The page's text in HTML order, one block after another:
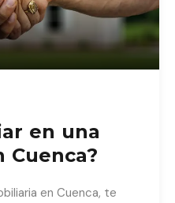
en una
Cuenca?
en Cuenca, te